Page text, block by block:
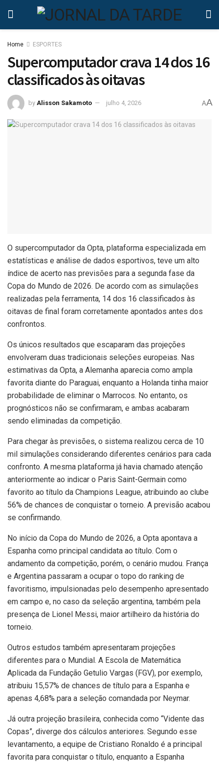
Home ESPORTES
Supercomputador crava 14 dos 16
classificados às oitavas
by Alisson Sakamoto julho 4, 2026 AA
O supercomputador da Opta, plataforma especializada em
estatísticas e análise de dados esportivos, teve um alto
índice de acerto nas previsões para a segunda fase da
Copa do Mundo de 2026. De acordo com as simulações
realizadas pela ferramenta, 14 dos 16 classificados às
oitavas de final foram corretamente apontados antes dos
confrontos.
Os únicos resultados que escaparam das projeções
envolveram duas tradicionais seleções europeias. Nas
estimativas da Opta, a Alemanha aparecia como ampla
favorita diante do Paraguai, enquanto a Holanda tinha maior
probabilidade de eliminar o Marrocos. No entanto, os
prognósticos não se confirmaram, e ambas acabaram
sendo eliminadas da competição.
Para chegar às previsões, o sistema realizou cerca de 10
mil simulações considerando diferentes cenários para cada
confronto. A mesma plataforma já havia chamado atenção
anteriormente ao indicar o Paris Saint-Germain como
favorito ao título da Champions League, atribuindo ao clube
56% de chances de conquistar o torneio. A previsão acabou
se confirmando.
No início da Copa do Mundo de 2026, a Opta apontava a
Espanha como principal candidata ao título. Com o
andamento da competição, porém, o cenário mudou. França
e Argentina passaram a ocupar o topo do ranking de
favoritismo, impulsionadas pelo desempenho apresentado
em campo e, no caso da seleção argentina, também pela
presença de Lionel Messi, maior artilheiro da história do
torneio.
Outros estudos também apresentaram projeções
diferentes para o Mundial. A Escola de Matemática
Aplicada da Fundação Getulio Vargas (FGV), por exemplo,
atribuiu 15,57% de chances de título para a Espanha e
apenas 4,68% para a seleção comandada por Neymar.
Já outra projeção brasileira, conhecida como “Vidente das
Copas”, diverge dos cálculos anteriores. Segundo esse
levantamento, a equipe de Cristiano Ronaldo é a principal
favorita para conquistar o título, enquanto a Espanha